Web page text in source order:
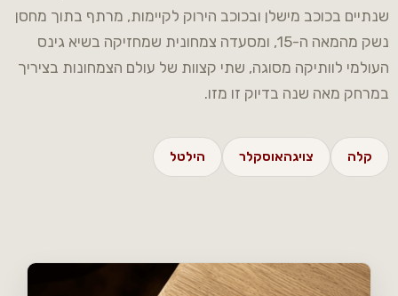
שנתיים בכוכב מישלן ובכוכב הירוק לקיימות, מרתף בתוך מחסן
נשק מהמאה ה-15, ומסעדה צמחונית שמחזיקה בשיא גינס
העולמי לוותיקה מסוגה, שתי קצוות של עולם הצמחונות בציריך
במרחק מאה שנה בדיוק זו מזו.
קלה צויגהאוסקלר הילטל